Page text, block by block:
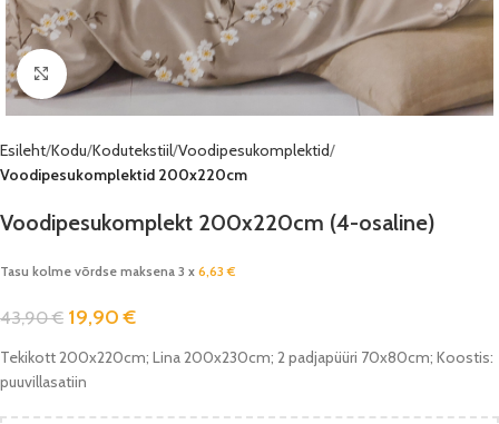
Vaata pilti
Esileht Kodu Kodutekstiil Voodipesukomplektid
Voodipesukomplektid 200x220cm
Voodipesukomplekt 200x220cm (4-osaline)
Tasu kolme võrdse maksena 3 x 6,63€
43,90€ 19,90€
Tekikott 200x220cm; Lina 200x230cm; 2 padjapüüri 70x80cm; Koostis:
puuvillasatiin